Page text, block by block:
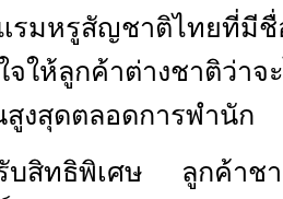
แรมหรูสัญชาติไทยที่มี
ให้ลูกค้าต่างชาติว่าจ
งสุดตลอดการพำนัก
บสิทธิพิเศษ ลูกค้าชา